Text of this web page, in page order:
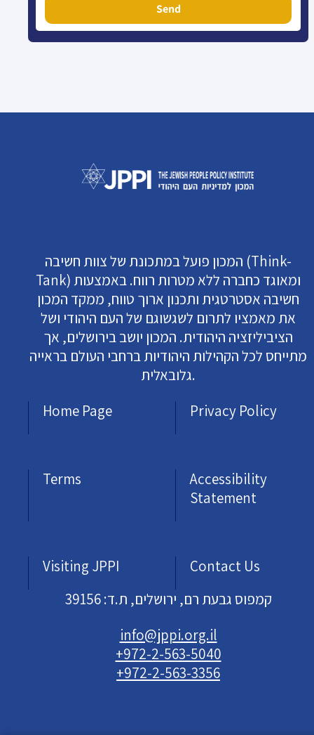
Send
המכון פועל במתכונת של צוות חשיבה (Think-
Tank) ומאוגד כחברה ללא מטרות רווח. באמצעות
חשיבה אסטרטגית ותכנון ארוך טווח, ממקד המכון
את מאמציו לתרום לשגשוגם של העם היהודי ושל
הציביליזציה היהודית. המכון יושב בירושלים, אך
מתייחס לכל הקהילות היהודיות ברחבי העולם בראייה
גלובאלית.
Home Page
Privacy Policy
Terms
Accessibility
Statement
Visiting JPPI
Contact Us
קמפוס גבעת רם, ירושלים, ת.ד: 39156
info@jppi.org.il
+972-2-563-5040
+972-2-563-3356